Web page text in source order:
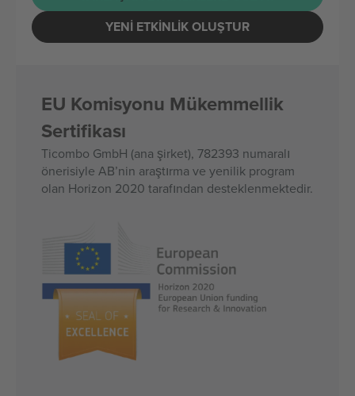
YENI ETKINLIK OLUŞTUR
EU Komisyonu Mükemmellik
Sertifikası
Ticombo GmbH (ana şirket), 782393 numaralı
önerisiyle AB’nin araştırma ve yenilik program
olan Horizon 2020 tarafından desteklenmektedir.